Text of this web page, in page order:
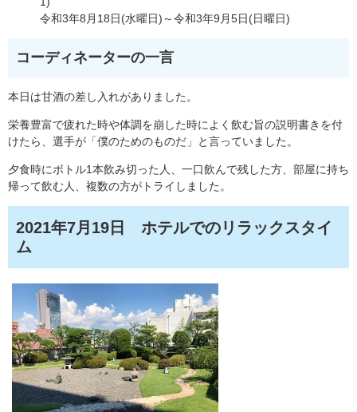
令和3年8月18日(水曜日)～令和3年9月5日(日曜日)
コーディネーターの一言
本日は甘酒の差し入れがありました。
栄養豊富で疲れた時や体調を崩した時によく飲む旨の説明書きを付
けたら、選手が「僕のためのものだ」と言っていました。
夕食時にボトル1本飲み切った人、一口飲んで残した方、部屋に持ち
帰って飲む人、複数の方がトライしました。
2021年7月19日 ホテルでのリラックスタイ
ム